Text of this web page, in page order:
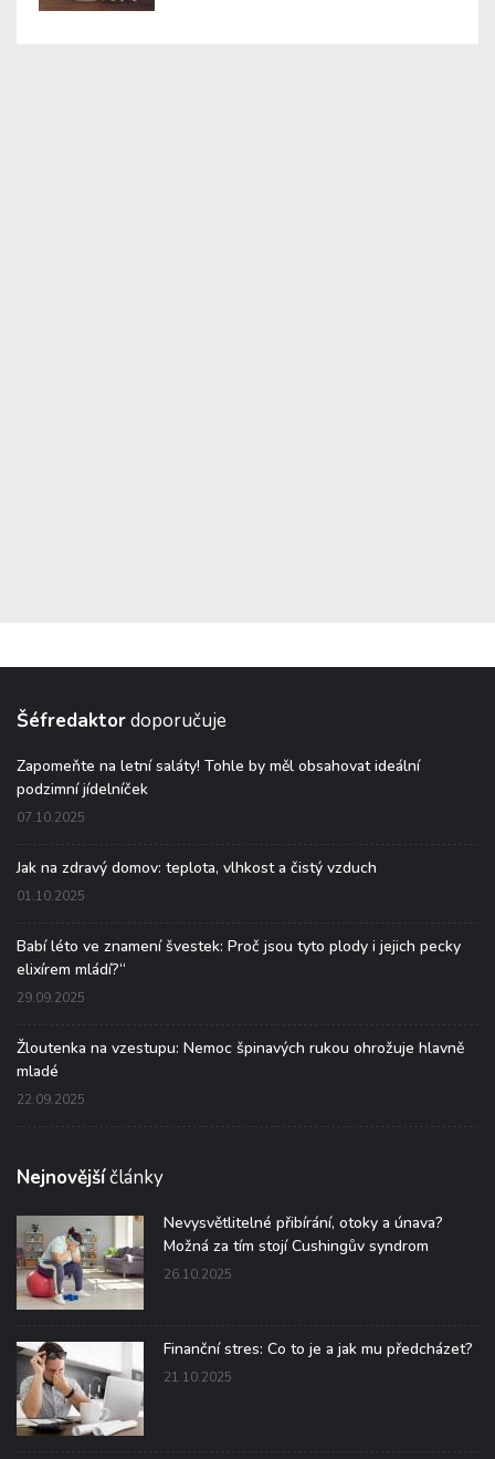
Šéfredaktordoporučuje
Zapomeňte na letní saláty! Tohle by měl obsahovat ideální
podzimní jídelníček
07.10.2025
Jak na zdravý domov: teplota, vlhkost a čistý vzduch
01.10.2025
Babí léto ve znamení švestek: Proč jsou tyto plody i jejich pecky
elixírem mládí?“
29.09.2025
Žloutenka na vzestupu: Nemoc špinavých rukou ohrožuje hlavně
mladé
22.09.2025
Nejnovějšíčlánky
Nevysvětlitelné přibírání, otoky a únava?
Možná za tím stojí Cushingův syndrom
26.10.2025
Finanční stres: Co to je a jak mu předcházet?
21.10.2025